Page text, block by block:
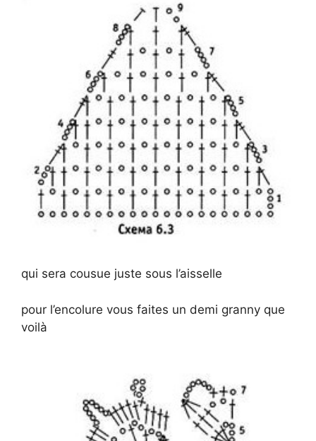
qui sera cousue juste sous l’aisselle
pour l’encolure vous faites un demi granny que
voilà